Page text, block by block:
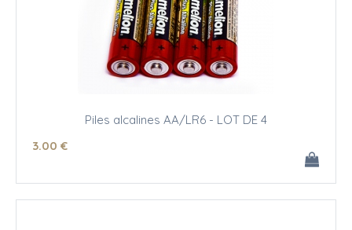
Piles alcalines AA/LR6 - LOT DE 4
3.00 €